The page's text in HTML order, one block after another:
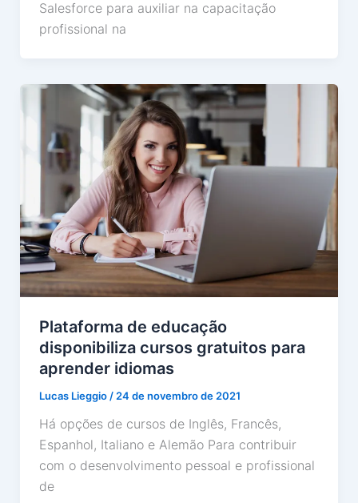
Salesforce para auxiliar na capacitação
profissional na
Plataforma de educação
disponibiliza cursos gratuitos para
aprender idiomas
Lucas Lieggio / 24 de novembro de 2021
Há opções de cursos de Inglês, Francês,
Espanhol, Italiano e Alemão Para contribuir
com o desenvolvimento pessoal e profissional
de